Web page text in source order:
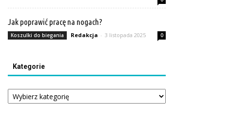
Jak poprawić pracę na nogach?
Koszulki do biegania Redakcja - 3 listopada 2025 0
Kategorie
Kategorie